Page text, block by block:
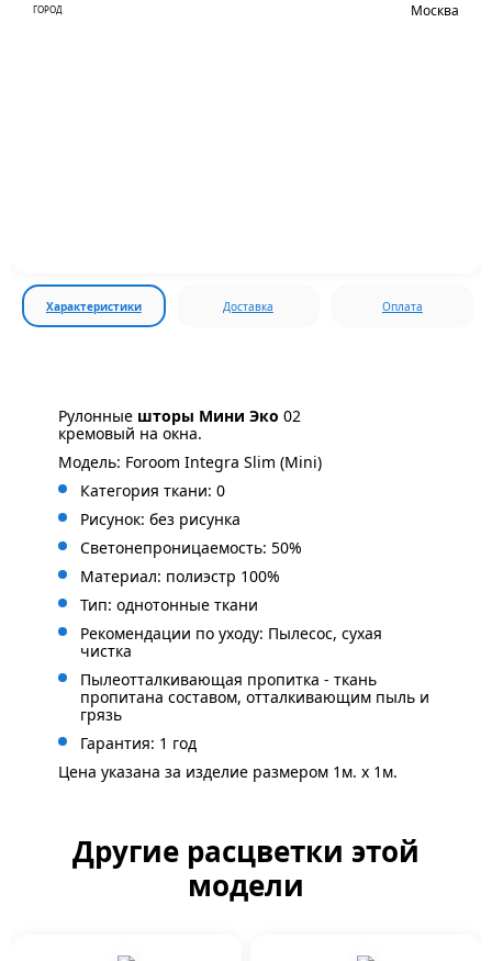
ГОРОД Москва
Характеристики Доставка Оплата
Рулонные шторы Мини Эко 02
кремовый на окна.
Модель: Foroom Integra Slim (Mini)
Категория ткани: 0
Рисунок: без рисунка
Светонепроницаемость: 50%
Материал: полиэстр 100%
Тип: однотонные ткани
Рекомендации по уходу: Пылесос, сухая
чистка
Пылеотталкивающая пропитка - ткань
пропитана составом, отталкивающим пыль и
грязь
Гарантия: 1 год
Цена указана за изделие размером 1м. x 1м.
Другие расцветки этой
модели